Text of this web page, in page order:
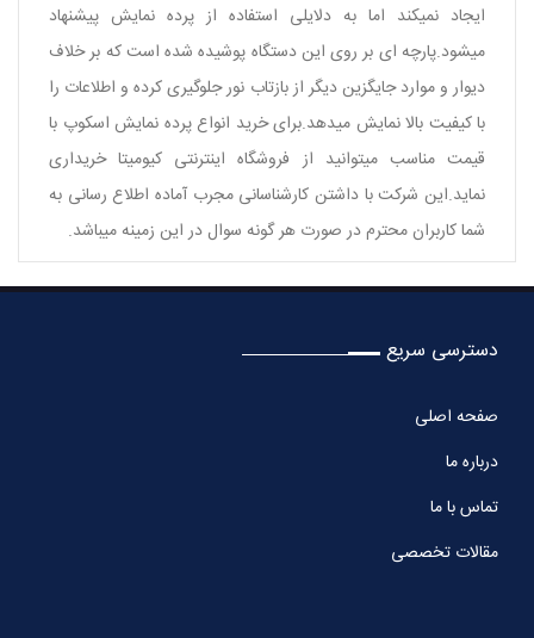
ایجاد نمیکند اما به دلایلی استفاده از پرده نمایش پیشنهاد
میشود.پارچه ای بر روی این دستگاه پوشیده شده است که بر خلاف
دیوار و موارد جایگزین دیگر از بازتاب نور جلوگیری کرده و اطلاعات را
با کیفیت بالا نمایش میدهد.برای خرید انواع پرده نمایش اسکوپ با
قیمت مناسب میتوانید از فروشگاه اینترنتی کیومیتا خریداری
نماید.این شرکت با داشتن کارشناسانی مجرب آماده اطلاع رسانی به
شما کاربران محترم در صورت هر گونه سوال در این زمینه میباشد.
دسترسی سریع
صفحه اصلی
درباره ما
تماس با ما
مقالات تخصصی